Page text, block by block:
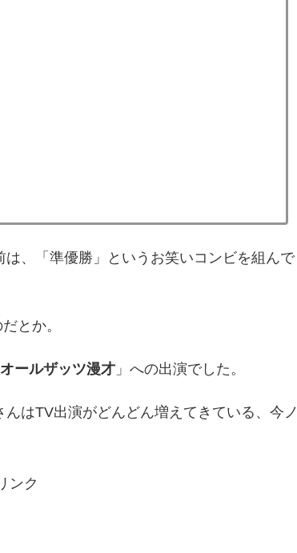
、「準優勝」というお笑いコンビを組んで
とか。
オールザッツ漫才 」への出演でした。
はTV出演がどんどん増えてきている、今ノ
ンク